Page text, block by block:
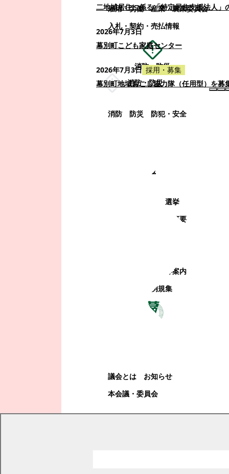
雇用・労働
産業
農業委員会
入札・契約・売払情報
消防・防災
消防・防災
消防 防災 防犯・安全
町政情報
選挙
町の概要
観光地・公共施設等案内
電子掲示場・例規集
議会とは
お知らせ
本会議・委員会
二地域居住に係る「特定居住支援法人」
2026年7月3日
幕別町こども家庭センター
2026年7月3日 採用・募集
幕別町地域おこし協力隊（任用型）を募